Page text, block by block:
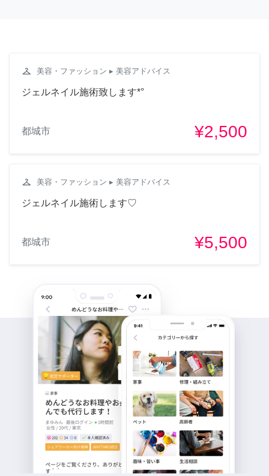
checkroom 美容・ファッション ▸ 美容アドバイス
ジェルネイル施術致します*°
都城市 ¥2,500
checkroom 美容・ファッション ▸ 美容アドバイス
ジェルネイル施術します♡
都城市 ¥5,500